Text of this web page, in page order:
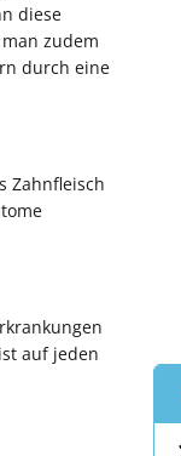
diese
zudem
durch eine
Zahnfleisch
auf jeden